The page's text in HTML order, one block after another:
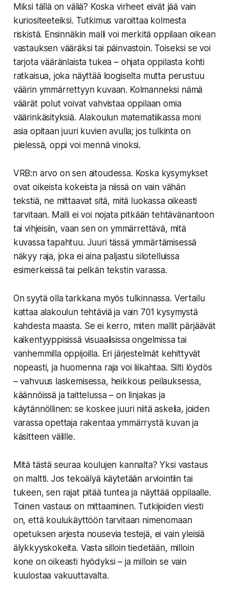
Miksi tällä on väliä? Koska virheet eivät jää vain
kuriositeeteiksi. Tutkimus varoittaa kolmesta
riskistä. Ensinnäkin malli voi merkitä oppilaan oikean
vastauksen vääräksi tai päinvastoin. Toiseksi se voi
tarjota vääränlaista tukea – ohjata oppilasta kohti
ratkaisua, joka näyttää loogiselta mutta perustuu
väärin ymmärrettyyn kuvaan. Kolmanneksi nämä
väärät polut voivat vahvistaa oppilaan omia
väärinkäsityksiä. Alakoulun matematiikassa moni
asia opitaan juuri kuvien avulla; jos tulkinta on
pielessä, oppi voi mennä vinoksi.
VRB:n arvo on sen aitoudessa. Koska kysymykset
ovat oikeista kokeista ja niissä on vain vähän
tekstiä, ne mittaavat sitä, mitä luokassa oikeasti
tarvitaan. Malli ei voi nojata pitkään tehtävänantoon
tai vihjeisiin, vaan sen on ymmärrettävä, mitä
kuvassa tapahtuu. Juuri tässä ymmärtämisessä
näkyy raja, joka ei aina paljastu silotelluissa
esimerkeissä tai pelkän tekstin varassa.
On syytä olla tarkkana myös tulkinnassa. Vertailu
kattaa alakoulun tehtäviä ja vain 701 kysymystä
kahdesta maasta. Se ei kerro, miten mallit pärjäävät
kaikentyyppisissä visuaalisissa ongelmissa tai
vanhemmilla oppijoilla. Eri järjestelmät kehittyvät
nopeasti, ja huomenna raja voi liikahtaa. Silti löydös
– vahvuus laskemisessa, heikkous peilauksessa,
käännöissä ja taittelussa – on linjakas ja
käytännöllinen: se koskee juuri niitä askelia, joiden
varassa opettaja rakentaa ymmärrystä kuvan ja
käsitteen välille.
Mitä tästä seuraa koulujen kannalta? Yksi vastaus
on maltti. Jos tekoälyä käytetään arviointiin tai
tukeen, sen rajat pitää tuntea ja näyttää oppilaalle.
Toinen vastaus on mittaaminen. Tutkijoiden viesti
on, että koulukäyttöön tarvitaan nimenomaan
opetuksen arjesta nousevia testejä, ei vain yleisiä
älykkyyskokeita. Vasta silloin tiedetään, milloin
kone on oikeasti hyödyksi – ja milloin se vain
kuulostaa vakuuttavalta.